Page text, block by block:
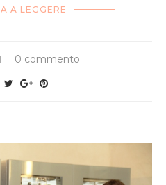
A LEGGERE
0 commento